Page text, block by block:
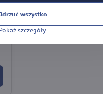
Pokaż szczegóły
wszystko